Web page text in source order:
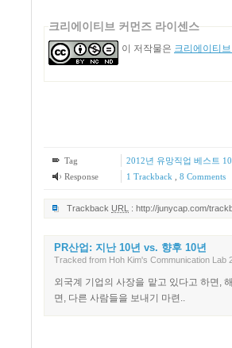
크리에이티브 커먼즈 라이센스
이 저작물은 크리에이티
Tag 2012년 유망직업 베스트 10
Response
1 Trackback 8 Comments
Trackback URL : http://junycap.com/
PR산업: 지난 10년 vs. 향후 10년
Tracked from Hoh Kim's Communication Lab
외국계 기업의 사장을 맡고 있다고 하면,
면, 다른 사람들을 보내기 마련..